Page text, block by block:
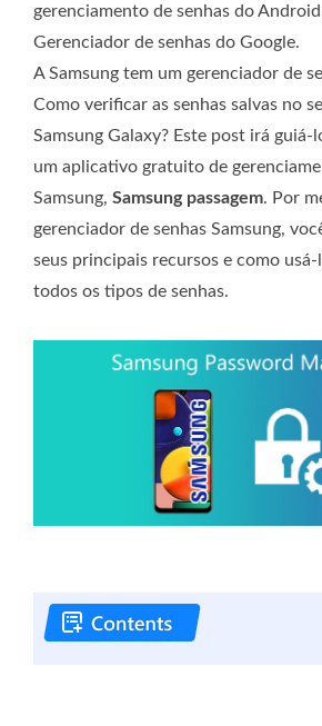
gerenciamento de senhas do
Gerenciador de senhas do Google.
A Samsung tem um gerenciador de
Como verificar as senhas salvas no
Samsung Galaxy? Este post irá guiá-
um aplicativo gratuito de
Samsung, Samsung passagem. Por
gerenciador de senhas Samsung,
seus principais recursos e como
todos os tipos de senhas.